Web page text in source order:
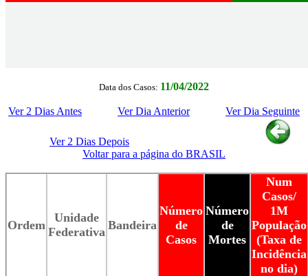
Data dos Casos: 11/04/2022
Ver 2 Dias Antes Ver Dia Anterior Ver Dia Seguinte
Ver 2 Dias Depois
Voltar para a página do BRASIL
Ordem
Unidade
Federativa Bandeira
Número
de
Casos
Número
de
Mortes
Num
Casos/
1M
População
(Taxa de
Incidência
no dia)